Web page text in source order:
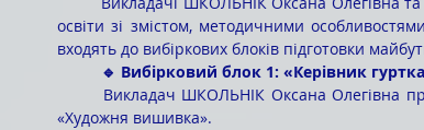
освіти зі змістом, методичними
входять до вибіркових блоків підготовки
🔹 Вибірковий блок 1: «Керівник
«Художня вишивка».